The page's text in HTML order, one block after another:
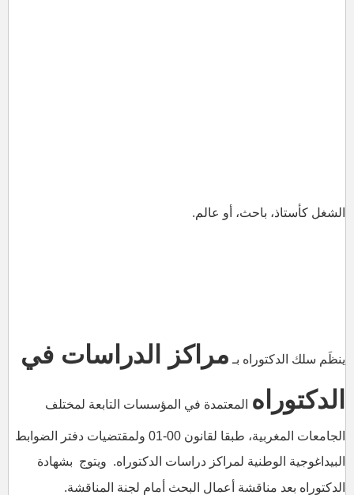
الشغل كأستاذ، باحث، أو عالم.
ينظَم سلك الدكتوراه بـ مراكز الدراسات في
الدكتوراه
المعتمدة في المؤسسات التابعة لمختلف
الجامعات المغربية، طبقا لقانون 00-01 ولمقتضيات دفتر الضوابط
البيداغوجية الوطنية لمراكز دراسات الدكتوراه. ويتوج بشهادة
الدكتوراه بعد مناقشة أعمال البحث أمام لجنة المناقشة.